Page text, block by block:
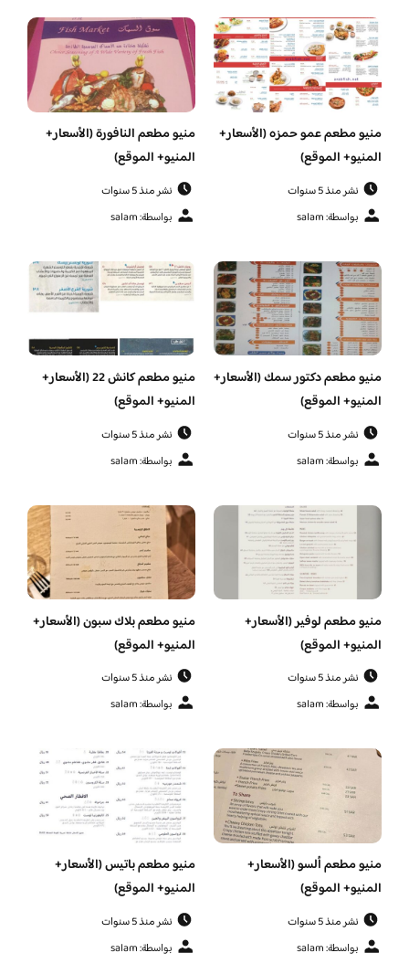
منيو مطعم عمو حمزه (الأسعار+
المنيو+ الموقع)
نشر منذ 5 سنوات
بواسطة: salam
منيو مطعم النافورة (الأسعار+
المنيو+ الموقع)
نشر منذ 5 سنوات
بواسطة: salam
منيو مطعم دكتور سمك (الأسعار+
المنيو+ الموقع)
نشر منذ 5 سنوات
بواسطة: salam
منيو مطعم كانش 22 (الأسعار+
المنيو+ الموقع)
نشر منذ 5 سنوات
بواسطة: salam
منيو مطعم لوفير (الأسعار+
المنيو+ الموقع)
نشر منذ 5 سنوات
بواسطة: salam
منيو مطعم بلاك سبون (الأسعار+
المنيو+ الموقع)
نشر منذ 5 سنوات
بواسطة: salam
منيو مطعم ألسو (الأسعار+
المنيو+ الموقع)
نشر منذ 5 سنوات
بواسطة: salam
منيو مطعم باتيس (الأسعار+
المنيو+ الموقع)
نشر منذ 5 سنوات
بواسطة: salam